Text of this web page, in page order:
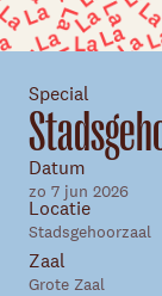
Special
Datum
zo 7 jun 2026
Locatie
Stadsgehoorzaal
Zaal
Grote Zaal